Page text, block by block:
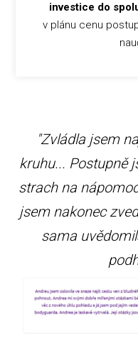
investice do
v plánu cenu
"Zvládla jsem
kruhu... Postupně
strach na
jsem nakonec
sama